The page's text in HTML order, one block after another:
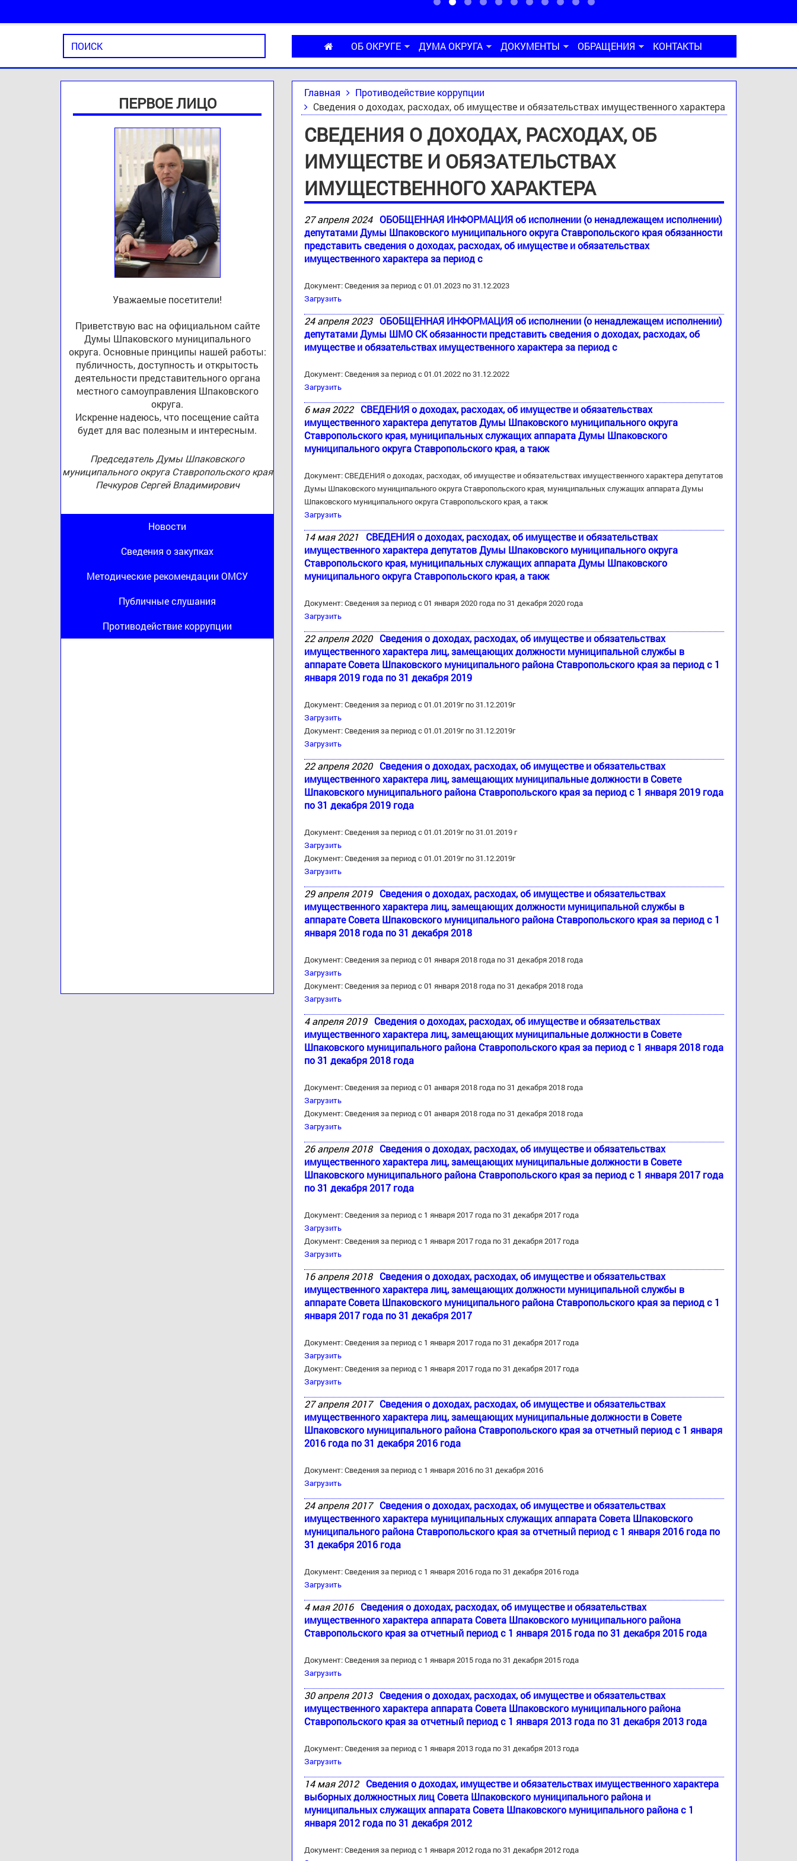
ОБ ОКРУГЕ ДУМА ОКРУГА ДОКУМЕНТЫ ОБРАЩЕНИЯ КОНТАКТЫ
ПЕРВОЕ ЛИЦО
Уважаемые посетители!
Приветствую вас на официальном сайте
Думы Шпаковского муниципального
округа. Основные принципы нашей работы:
публичность, доступность и открытость
деятельности представительного органа
местного самоуправления Шпаковского
округа.
Искренне надеюсь, что посещение сайта
будет для вас полезным и интересным.
Председатель Думы Шпаковского
муниципального округа Ставропольского края
Печкуров Сергей Владимирович
Новости
Сведения о закупках
Методические рекомендации ОМСУ
Публичные слушания
Противодействие коррупции
Главная
Противодействие коррупции
Сведения о доходах, расходах, об имуществе и обязательствах имущественного характера
СВЕДЕНИЯ О ДОХОДАХ, РАСХОДАХ, ОБ
ИМУЩЕСТВЕ И ОБЯЗАТЕЛЬСТВАХ
ИМУЩЕСТВЕННОГО ХАРАКТЕРА
27 апреля 2024 ОБОБЩЕННАЯ ИНФОРМАЦИЯ об исполнении (о ненадлежащем исполнении)
депутатами Думы Шпаковского муниципального округа Ставропольского края обязанности
представить сведения о доходах, расходах, об имуществе и обязательствах
имущественного характера за период с
Документ: Сведения за период с 01.01.2023 по 31.12.2023
Загрузить
24 апреля 2023 ОБОБЩЕННАЯ ИНФОРМАЦИЯ об исполнении (о ненадлежащем исполнении)
депутатами Думы ШМО СК обязанности представить сведения о доходах, расходах, об
имуществе и обязательствах имущественного характера за период с
Документ: Сведения за период с 01.01.2022 по 31.12.2022
Загрузить
6 мая 2022
СВЕДЕНИЯ о доходах, расходах, об имуществе и обязательствах
имущественного характера депутатов Думы Шпаковского муниципального округа
Ставропольского края, муниципальных служащих аппарата Думы Шпаковского
муниципального округа Ставропольского края, а такж
Документ: СВЕДЕНИЯ о доходах, расходах, об имуществе и обязательствах имущественного характера депутатов
Думы Шпаковского муниципального округа Ставропольского края, муниципальных служащих аппарата Думы
Шпаковского муниципального округа Ставропольского края, а такж
Загрузить
14 мая 2021
СВЕДЕНИЯ о доходах, расходах, об имуществе и обязательствах
имущественного характера депутатов Думы Шпаковского муниципального округа
Ставропольского края, муниципальных служащих аппарата Думы Шпаковского
муниципального округа Ставропольского края, а такж
Документ: Сведения за период с 01 января 2020 года по 31 декабря 2020 года
Загрузить
22 апреля 2020
Сведения о доходах, расходах, об имуществе и обязательствах
имущественного характера лиц, замещающих должности муниципальной службы в
аппарате Совета Шпаковского муниципального района Ставропольского края за период с 1
января 2019 года по 31 декабря 2019
Документ: Сведения за период с 01.01.2019г по 31.12.2019г
Загрузить
Документ: Сведения за период с 01.01.2019г по 31.12.2019г
Загрузить
22 апреля 2020
Сведения о доходах, расходах, об имуществе и обязательствах
имущественного характера лиц, замещающих муниципальные должности в Совете
Шпаковского муниципального района Ставропольского края за период с 1 января 2019 года
по 31 декабря 2019 года
Документ: Сведения за период с 01.01.2019г по 31.01.2019 г
Загрузить
Документ: Сведения за период с 01.01.2019г по 31.12.2019г
Загрузить
29 апреля 2019
Сведения о доходах, расходах, об имуществе и обязательствах
имущественного характера лиц, замещающих должности муниципальной службы в
аппарате Совета Шпаковского муниципального района Ставропольского края за период с 1
января 2018 года по 31 декабря 2018
Документ: Сведения за период с 01 января 2018 года по 31 декабря 2018 года
Загрузить
Документ: Сведения за период с 01 января 2018 года по 31 декабря 2018 года
Загрузить
4 апреля 2019
Сведения о доходах, расходах, об имуществе и обязательствах
имущественного характера лиц, замещающих муниципальные должности в Совете
Шпаковского муниципального района Ставропольского края за период с 1 января 2018 года
по 31 декабря 2018 года
Документ: Сведения за период с 01 анваря 2018 года по 31 декабря 2018 года
Загрузить
Документ: Сведения за период с 01 анваря 2018 года по 31 декабря 2018 года
Загрузить
26 апреля 2018
Сведения о доходах, расходах, об имуществе и обязательствах
имущественного характера лиц, замещающих муниципальные должности в Совете
Шпаковского муниципального района Ставропольского края за период с 1 января 2017 года
по 31 декабря 2017 года
Документ: Сведения за период с 1 января 2017 года по 31 декабря 2017 года
Загрузить
Документ: Сведения за период с 1 января 2017 года по 31 декабря 2017 года
Загрузить
16 апреля 2018
Сведения о доходах, расходах, об имуществе и обязательствах
имущественного характера лиц, замещающих должности муниципальной службы в
аппарате Совета Шпаковского муниципального района Ставропольского края за период с 1
января 2017 года по 31 декабря 2017
Документ: Сведения за период с 1 января 2017 года по 31 декабря 2017 года
Загрузить
Документ: Сведения за период с 1 января 2017 года по 31 декабря 2017 года
Загрузить
27 апреля 2017
Сведения о доходах, расходах, об имуществе и обязательствах
имущественного характера лиц, замещающих муниципальные должности в Совете
Шпаковского муниципального района Ставропольского края за отчетный период с 1 января
2016 года по 31 декабря 2016 года
Документ: Сведения за период с 1 января 2016 по 31 декабря 2016
Загрузить
24 апреля 2017
Сведения о доходах, расходах, об имуществе и обязательствах
имущественного характера муниципальных служащих аппарата Совета Шпаковского
муниципального района Ставропольского края за отчетный период с 1 января 2016 года по
31 декабря 2016 года
Документ: Сведения за период с 1 января 2016 года по 31 декабря 2016 года
Загрузить
4 мая 2016
Сведения о доходах, расходах, об имуществе и обязательствах
имущественного характера аппарата Совета Шпаковского муниципального района
Ставропольского края за отчетный период с 1 января 2015 года по 31 декабря 2015 года
Документ: Сведения за период с 1 января 2015 года по 31 декабря 2015 года
Загрузить
30 апреля 2013
Сведения о доходах, расходах, об имуществе и обязательствах
имущественного характера аппарата Совета Шпаковского муниципального района
Ставропольского края за отчетный период с 1 января 2013 года по 31 декабря 2013 года
Документ: Сведения за период с 1 января 2013 года по 31 декабря 2013 года
Загрузить
14 мая 2012
Сведения о доходах, имуществе и обязательствах имущественного характера
выборных должностных лиц Совета Шпаковского муниципального района и
муниципальных служащих аппарата Совета Шпаковского муниципального района с 1
января 2012 года по 31 декабря 2012
Документ: Сведения за период с 1 января 2012 года по 31 декабря 2012 года